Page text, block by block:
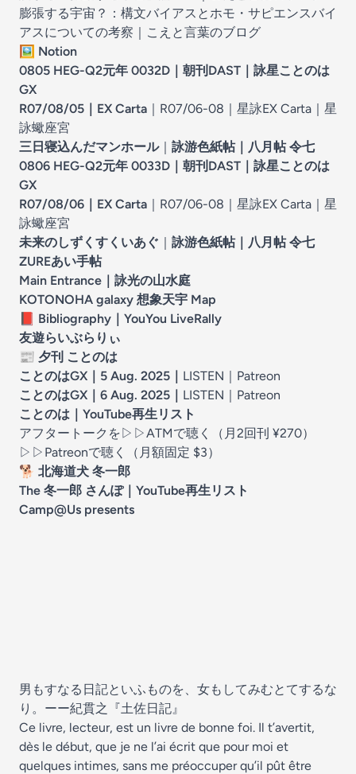
膨張する宇宙？：構文バイアスとホモ・サピエンスバイ
アスについての考察 ｜ こえと言葉のブログ
🖼️ Notion
0805 HEG-Q2元年 0032D ｜ 朝刊DAST｜詠星ことのは
GX
R07/08/05｜EX Carta ｜ R07/06-08｜星詠EX Carta ｜ 星
詠蠍座宮
三日寝込んだマンホール｜ 詠游色紙帖｜八月帖 令七
0806 HEG-Q2元年 0033D ｜ 朝刊DAST｜詠星ことのは
GX
R07/08/06｜EX Carta ｜ R07/06-08｜星詠EX Carta ｜ 星
詠蠍座宮
未来のしずくすくいあぐ ｜ 詠游色紙帖｜八月帖 令七
ZUREあい手帖
Main Entrance｜ 詠光の山水庭
KOTONOHA galaxy 想象天宇 Map
📕 Bibliography｜YouYou LiveRally
友遊らいぶらりぃ
📰 夕刊 ことのは
ことのはGX｜5 Aug. 2025 ｜ LISTEN｜ Patreon
ことのはGX｜6 Aug. 2025 ｜ LISTEN｜ Patreon
ことのは｜YouTube再生リスト
アフタートークを▷▷ATMで聴く
（月2回刊 ¥270）
▷▷ Patreonで聴く
（月額固定 $3）
🐕 北海道犬 冬一郎
The 冬一郎 さんぽ｜YouTube再生リスト
Camp@Us presents
男もすなる日記といふものを、女もしてみむとてするな
り。ーー紀貫之『土佐日記』
Ce livre, lecteur, est un livre de bonne foi. Il t’avertit,
dès le début, que je ne l’ai écrit que pour moi et
quelques intimes, sans me préoccuper qu’il pût être